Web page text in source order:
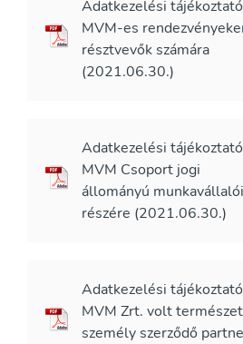
Adatkezelési
MVM-es
résztvevők számára
(2021.06.30.)
Adatkezelési
MVM Csoport jogi
állományú munkavállalói
részére (2021.06.30.)
Adatkezelési
MVM Zrt. volt
személy szerződő